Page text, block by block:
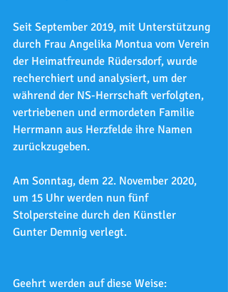
Seit September 2019, mit Unterstützung
durch Frau Angelika Montua vom Verein
der Heimatfreunde Rüdersdorf, wurde
recherchiert und analysiert, um der
während der NS-Herrschaft verfolgten,
vertriebenen und ermordeten Familie
Herrmann aus Herzfelde ihre Namen
zurückzugeben.
Am Sonntag, dem 22. November 2020,
um 15 Uhr werden nun fünf
Stolpersteine durch den Künstler
Gunter Demnig verlegt.
Geehrt werden auf diese Weise: